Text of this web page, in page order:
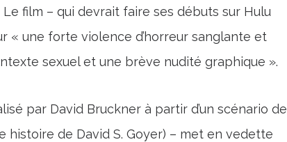
film – qui devrait faire ses débuts sur Hulu
« une forte violence d’horreur sanglante et
sexuel et une brève nudité graphique ».
par David Bruckner à partir d’un scénario de
histoire de David S. Goyer) – met en vedette